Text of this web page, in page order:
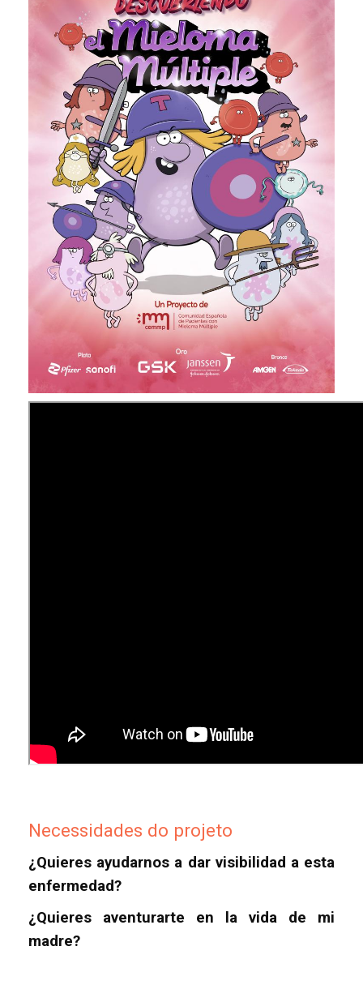
Necessidades do projeto
¿Quieres ayudarnos a dar visibilidad a esta
enfermedad?
¿Quieres aventurarte en la vida de mi
madre?